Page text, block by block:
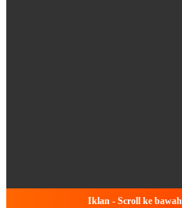
Iklan - Scroll ke